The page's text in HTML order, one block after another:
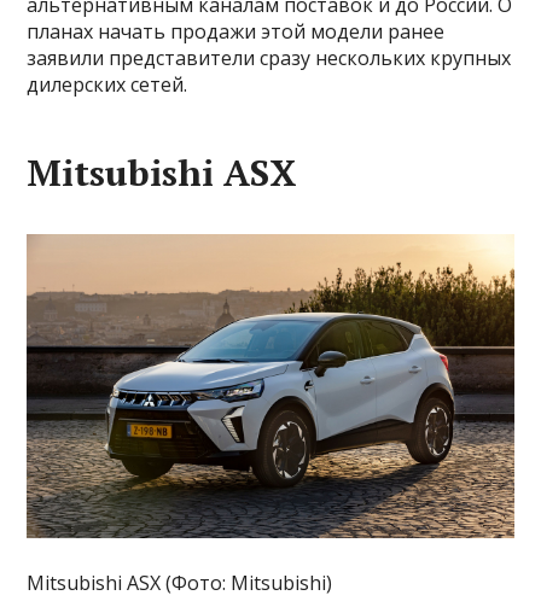
альтернативным каналам поставок и до России. О
планах начать продажи этой модели ранее
заявили представители сразу нескольких крупных
дилерских сетей.
Mitsubishi ASX
Mitsubishi ASX (Фото: Mitsubishi)